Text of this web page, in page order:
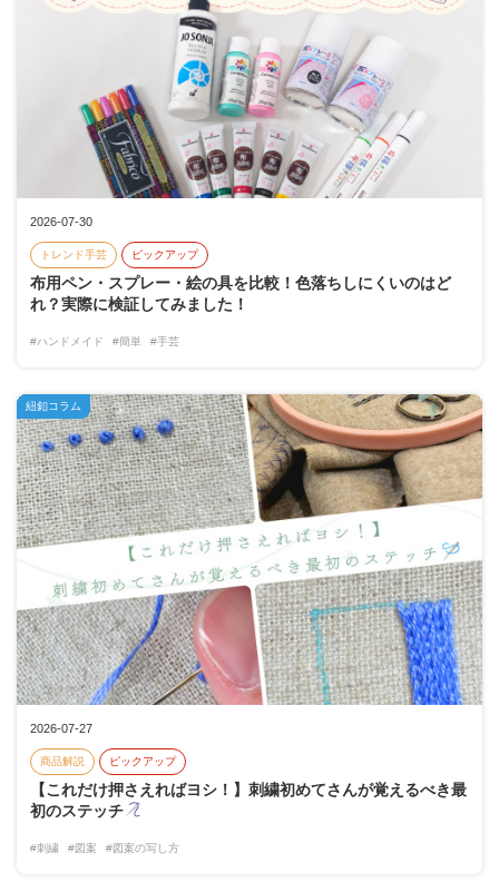
2026-07-30
トレンド手芸 ピックアップ
布用ペン・スプレー・絵の具を比較！色落ちしにくいのはど
れ？実際に検証してみました！
#ハンドメイド #簡単 #手芸
2026-07-27
商品解説 ピックアップ
【これだけ押さえればヨシ！】刺繍初めてさんが覚えるべき最
初のステッチ
#刺繍 #図案 #図案の写し方
紐釦コラム